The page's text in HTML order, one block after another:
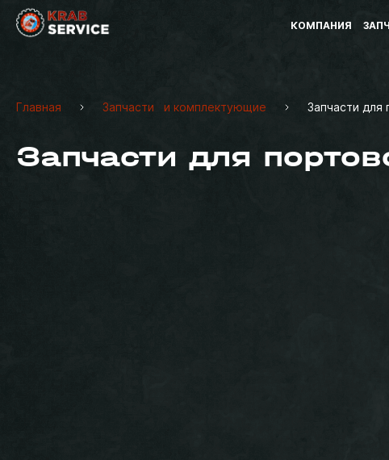
КОМПАНИЯ
Главная Запчасти и комплектующие Запчасти для
Запчасти для